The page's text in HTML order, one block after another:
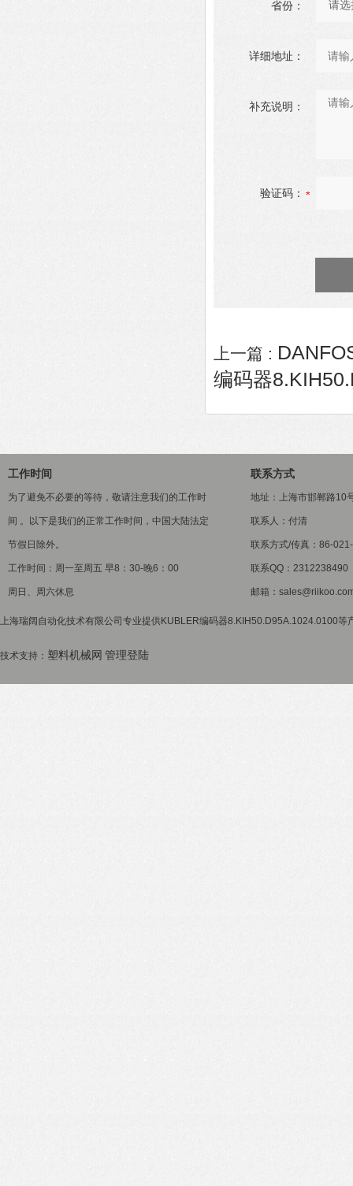
省份：
详细地址：
补充说明：
验证码：
上一篇 :
编码器
工作时间
为了避免不必要的等待，敬请注意我们的工作时
间 。以下是我们的正常工作时间，中国大陆法定
节假日除外。
工作时间：周一至周五 早8：30-晚6：00
周日、周六休息
联系方式
地址：上海市邯郸路10
联系人：付清
联系方式/传真：86-
联系QQ：2312238490
邮箱：
上海瑞阔自动化技术有限公司专业提供KUBLER编码器8.KIH50.D95A.1024.0100等
技术支持： 塑料机械网 管理登陆